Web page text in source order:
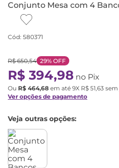
Conjunto Mesa com 4
Cód: 580371
R$ 650,54 29% OFF
R$ 394,98 no Pix
Ou R$ 464,68 em até 9X R$ 51,63
Ver opções de pagamento
Veja outras opções: